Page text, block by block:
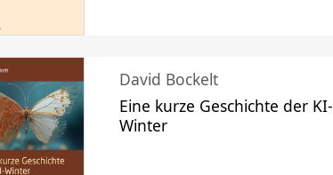
David Bockelt
Eine kurze Geschichte der KI-
Winter